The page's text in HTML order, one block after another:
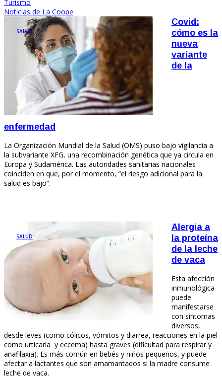
Turismo
Noticias de La Coope
SALUD
Covid:
cómo es la
nueva
variante
de la
enfermedad
La Organización Mundial de la Salud (OMS) puso bajo vigilancia a
la subvariante XFG, una recombinación genética que ya circula en
Europa y Sudamérica. Las autoridades sanitarias nacionales
coinciden en que, por el momento, “el riesgo adicional para la
salud es bajo”.
SALUD
Alergia a
la proteína
de la leche
de vaca
Esta afección
inmunológica
puede
manifestarse
con síntomas
diversos,
desde leves (como cólicos, vómitos y diarrea, reacciones en la piel
como urticaria y eccema) hasta graves (dificultad para respirar y
anafilaxia). Es más común en bebés y niños pequeños, y puede
afectar a lactantes que son amamantados si la madre consume
leche de vaca.